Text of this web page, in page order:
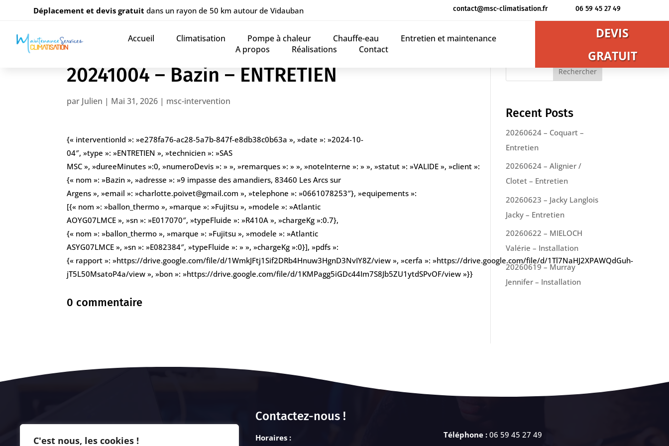
C'est nous, les cookies !
Déplacement et devis gratuitdans un rayon de 50 km autour de Vidauban contact@msc-climatisation.fr 06 59 45 27 49
Accueil Climatisation Pompe à chaleur Chauffe-eau
Entretien et maintenance
A propos
Réalisations Contact
DEVIS
GRATUIT
20241004 – Bazin – ENTRETIEN
par Julien | Mai 31, 2026 | msc-intervention
{« interventionId »: »e278fa76-ac28-5a7b-847f-e8db38c0b63a », »date »: »2024-10-
04″, »type »: »ENTRETIEN », »technicien »: »SAS
MSC », »dureeMinutes »:0, »numeroDevis »: » », »remarques »: » », »noteInterne »: » », »statut »: »VALIDE », »client »:
{« nom »: »Bazin », »adresse »: »9 impasse des amandiers, 83460 Les Arcs sur
Argens », »email »: »charlotte.poivet@gmail.com », »telephone »: »0661078253″}, »equipements »:
[{« nom »: »ballon_thermo », »marque »: »Fujitsu », »modele »: »Atlantic
AOYG07LMCE », »sn »: »E017070″, »typeFluide »: »R410A », »chargeKg »:0.7},
{« nom »: »ballon_thermo », »marque »: »Fujitsu », »modele »: »Atlantic
ASYG07LMCE », »sn »: »E082384″, »typeFluide »: » », »chargeKg »:0}], »pdfs »:
{« rapport »: »https://drive.google.com/file/d/1WmkJFtj1Sif2DRb4Hnuw3HgnD3NvIY8Z/view », »cerfa »: »https://drive.google.com/file/d/1Tl7NaHJ2XPAWQdGuh-
jT5L50MsatoP4a/view », »bon »: »https://drive.google.com/file/d/1KMPagg5iGDc44Im7S8Jb5ZU1ytdSPvOF/view »}}
0 commentaire
Rechercher
Recent Posts
20260624 – Coquart –
Entretien
20260624 – Alignier /
Clotet – Entretien
20260623 – Jacky Langlois
Jacky – Entretien
20260622 – MIELOCH
Valérie – Installation
20260619 – Murray
Jennifer – Installation
Contactez-nous !
Horaires : Téléphone : 06 59 45 27 49